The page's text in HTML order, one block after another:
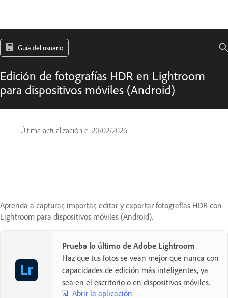
Guía del usuario
Edición de fotografías HDR en Lightroom
para dispositivos móviles (Android)
Última actualización el 20/02/2026
Aprenda a capturar, importar, editar y exportar fotografías HDR con
Lightroom para dispositivos móviles (Android).
Prueba lo último de Adobe Lightroom
Haz que tus fotos se vean mejor que nunca con
capacidades de edición más inteligentes, ya
sea en el escritorio o en dispositivos móviles.
Abrir la aplicación